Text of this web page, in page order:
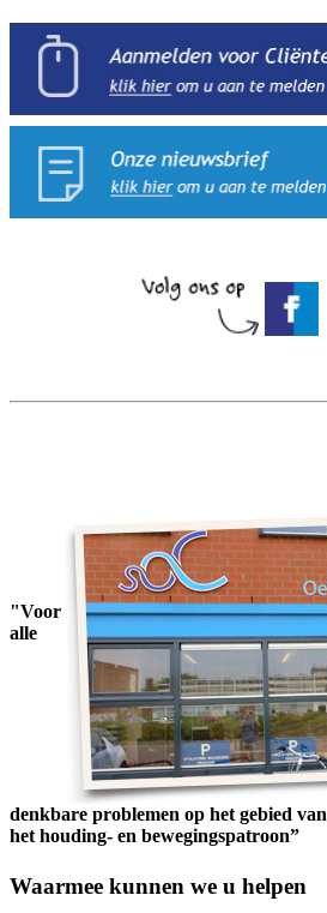
"Voor
alle
denkbare problemen op het gebied van
het houding- en bewegingspatroon”
Waarmee kunnen we u helpen